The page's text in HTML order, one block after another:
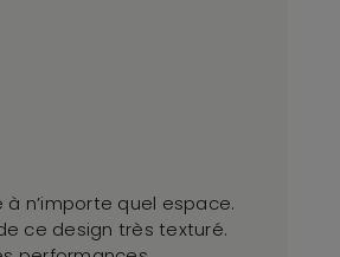
à n’importe quel espace.
ce design très texturé.